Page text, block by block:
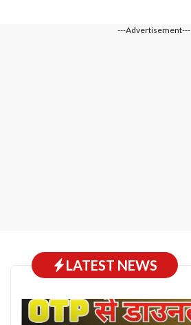
---Advertisement---
LATEST NEWS